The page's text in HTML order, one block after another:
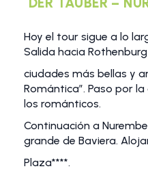
Hoy el tour sigue a lo
Salida hacia
ciudades más bellas y
Romántica”. Paso por
los románticos.
Continuación a
grande de Baviera.
Plaza****.